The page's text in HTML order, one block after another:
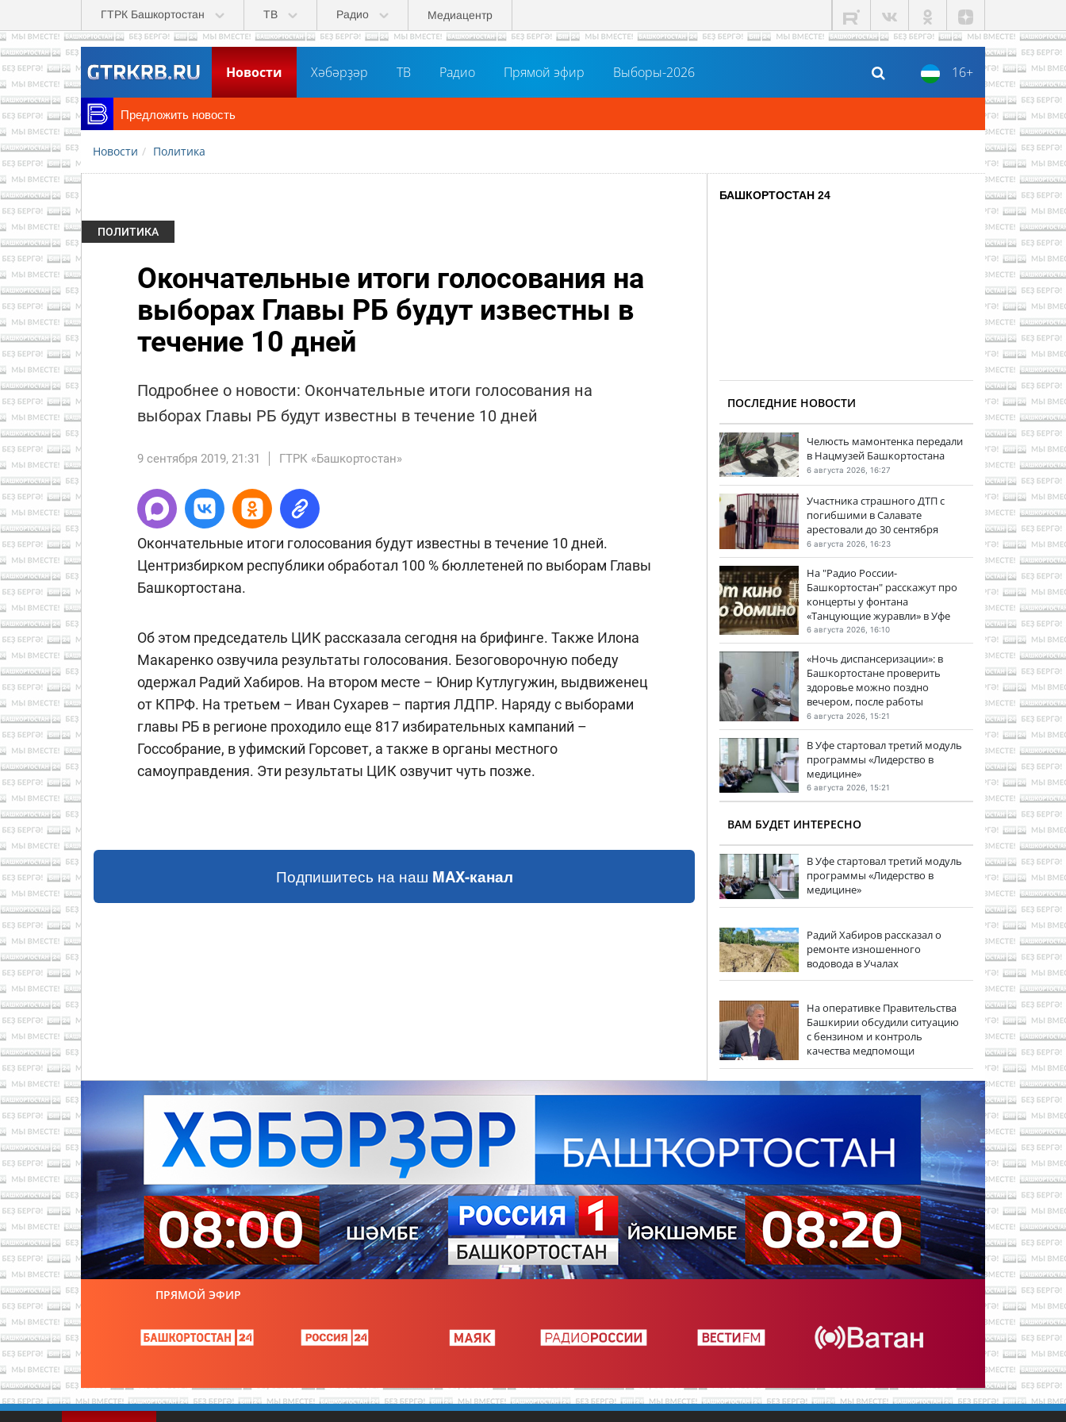
Перейти к основному содержанию
ГТРК Башкортостан ТВ Радио Медиацентр
16+
Новости Хәбәрҙәр ТВ Радио Прямой эфир Выборы-2026
Предложить новость
Новости Политика
ПОЛИТИКА
Окончательные итоги голосования на
выборах Главы РБ будут известны в
течение 10 дней
Подробнее о новости: Окончательные итоги голосования на
выборах Главы РБ будут известны в течение 10 дней
9 сентября 2019, 21:31 ГТРК «Башкортостан»
Окончательные итоги голосования будут известны в течение 10 дней.
Центризбирком республики обработал 100 % бюллетеней по выборам Главы
Башкортостана.
Об этом председатель ЦИК рассказала сегодня на брифинге. Также Илона
Макаренко озвучила результаты голосования. Безоговорочную победу
одержал Радий Хабиров. На втором месте – Юнир Кутлугужин, выдвиженец
от КПРФ. На третьем – Иван Сухарев – партия ЛДПР. Наряду с выборами
главы РБ в регионе проходило еще 817 избирательных кампаний –
Госсобрание, в уфимский Горсовет, а также в органы местного
самоуправдения. Эти результаты ЦИК озвучит чуть позже.
Подпишитесь на наш MAX-канал
БАШКОРТОСТАН 24
ПОСЛЕДНИЕ НОВОСТИ
Челюсть мамонтенка передали
в Нацмузей Башкортостана
6 августа 2026, 16:27
Участника страшного ДТП с
погибшими в Салавате
арестовали до 30 сентября
6 августа 2026, 16:23
На "Радио России-
Башкортостан" расскажут про
концерты у фонтана
«Танцующие журавли» в Уфе
6 августа 2026, 16:10
«Ночь диспансеризации»: в
Башкортостане проверить
здоровье можно поздно
вечером, после работы
6 августа 2026, 15:21
В Уфе стартовал третий модуль
программы «Лидерство в
медицине»
6 августа 2026, 15:21
ВАМ БУДЕТ ИНТЕРЕСНО
В Уфе стартовал третий модуль
программы «Лидерство в
медицине»
Радий Хабиров рассказал о
ремонте изношенного
водовода в Учалах
На оперативке Правительства
Башкирии обсудили ситуацию
с бензином и контроль
качества медпомощи
ПРЯМОЙ ЭФИР